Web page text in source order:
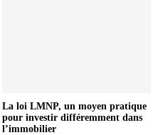
La loi LMNP, un moyen pratique
pour investir différemment dans
l’immobilier